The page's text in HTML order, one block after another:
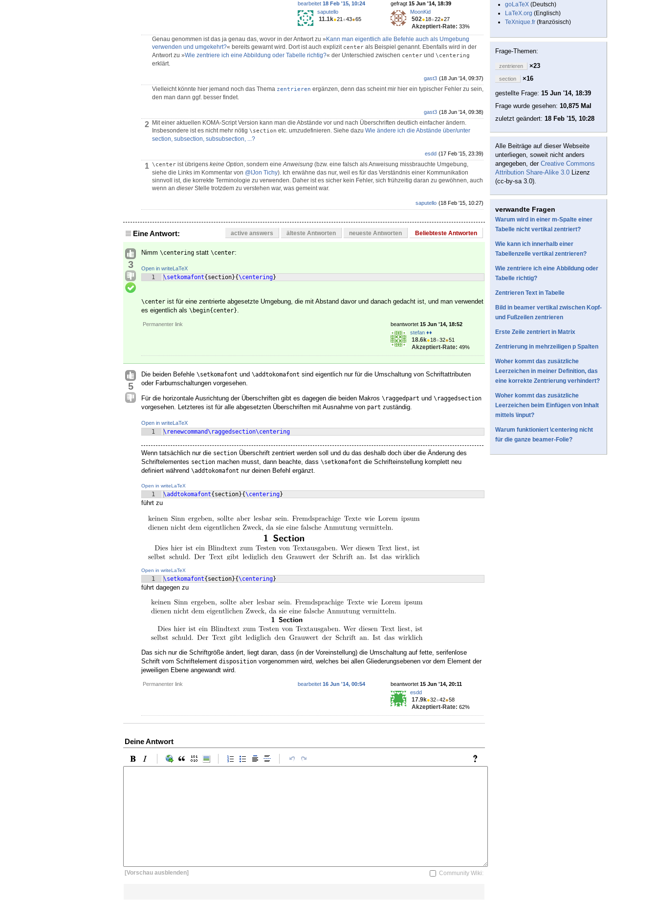
gefragt 15 Jun '14, 18:39
MoonKid
502●18●22●27
Akzeptiert-Rate: 33%
bearbeitet 18 Feb '15, 10:24
saputello
11.1k●21 ●43●65
Genau genommen ist das ja genau das, wovor in der Antwort zu » Kann man eigentlich alle Befehle auch als Umgebung
verwenden und umgekehrt?« bereits gewarnt wird. Dort ist auch explizit center als Beispiel genannt. Ebenfalls wird in der
Antwort zu »Wie zentriere ich eine Abbildung oder Tabelle richtig?« der Unterschied zwischen center und \centering
erklärt.
(18 Jun '14, 09:37)
gast3
Vielleicht könnte hier jemand noch das Thema zentrieren ergänzen, denn das scheint mir hier ein typischer Fehler zu sein,
den man dann ggf. besser findet.
(18 Jun '14, 09:38)
gast3
2
Mit einer aktuellen KOMA-Script Version kann man die Abstände vor und nach Überschriften deutlich einfacher ändern.
Insbesondere ist es nicht mehr nötig \section etc. umzudefinieren. Siehe dazu Wie ändere ich die Abstände über/unter
section, subsection, subsubsection, ...?
(17 Feb '15, 23:39)
esdd
1 \center ist übrigens keine Option, sondern eineAnweisung (bzw. eine falsch als Anweisung missbrauchte Umgebung,
siehe die Links im Kommentar von @IJon Tichy). Ich erwähne das nur, weil es für das Verständnis einer Kommunikation
sinnvoll ist, die korrekte Terminologie zu verwenden. Daher ist es sicher kein Fehler, sich frühzeitig daran zu gewöhnen, auch
wenn an dieserStelle trotzdem zu verstehen war, was gemeint war.
(18 Feb '15, 10:27)
saputello
Eine Antwort: active answers älteste Antworten neueste Antworten Beliebteste Antworten
3
Nimm \centering statt \center:
Open in writeLaTeX
1 \setkomafont{ section}{\centering}
\center ist für eine zentrierte abgesetzte Umgebung, die mit Abstand davor und danach gedacht ist, und man verwendet
es eigentlich als \begin{center}.
Permanenter link beantwortet 15 Jun '14, 18:52
stefan ♦♦
18.6k●18●32●51
Akzeptiert-Rate: 49%
5
Die beiden Befehle \setkomafont und \addtokomafont sind eigentlich nur für die Umschaltung von Schriftattributen
oder Farbumschaltungen vorgesehen.
Für die horizontale Ausrichtung der Überschriften gibt es dagegen die beiden Makros \raggedpart und \raggedsection
vorgesehen. Letzteres ist für alle abgesetzten Überschriften mit Ausnahme von part zuständig.
Open in writeLaTeX
1 \renewcommand\raggedsection\centering
Wenn tatsächlich nur die section Überschrift zentriert werden soll und du das deshalb doch über die Änderung des
Schriftelementes section machen musst, dann beachte, dass \setkomafont die Schrifteinstellung komplett neu
definiert während \addtokomafont nur deinen Befehl ergänzt.
Open in writeLaTeX
1 \addtokomafont{ section}{\centering}
führt zu
Open in writeLaTeX
1 \setkomafont{ section}{\centering}
führt dagegen zu
Das sich nur die Schriftgröße ändert, liegt daran, dass (in der Voreinstellung) die Umschaltung auf fette, serifenlose
Schrift vom Schriftelement disposition vorgenommen wird, welches bei allen Gliederungsebenen vor dem Element der
jeweiligen Ebene angewandt wird.
Permanenter link beantwortet 15 Jun '14, 20:11
esdd
17.9k●32●42●58
Akzeptiert-Rate: 62%
bearbeitet 16 Jun '14, 00:54
Deine Antwort
[Vorschau ausblenden] Community Wiki:
goLaTeX (Deutsch)
LaTeX.org (Englisch)
TeXnique.fr (französisch)
Frage-Themen:
zentrieren ×23
section
×16
gestellte Frage: 15 Jun '14, 18:39
Frage wurde gesehen: 10,875 Mal
zuletzt geändert: 18 Feb '15, 10:28
Alle Beiträge auf dieser Webseite
unterliegen, soweit nicht anders
angegeben, der Creative Commons
Attribution Share-Alike 3.0 Lizenz
(cc-by-sa 3.0).
verwandte Fragen
Warum wird in einer m-Spalte einer
Tabelle nicht vertikal zentriert?
Wie kann ich innerhalb einer
Tabellenzelle vertikal zentrieren?
Wie zentriere ich eine Abbildung oder
Tabelle richtig?
Zentrieren Text in Tabelle
Bild in beamer vertikal zwischen Kopf-
und Fußzeilen zentrieren
Erste Zeile zentriert in Matrix
Zentrierung in mehrzeiligen p Spalten
Woher kommt das zusätzliche
Leerzeichen in meiner Definition, das
eine korrekte Zentrierung verhindert?
Woher kommt das zusätzliche
Leerzeichen beim Einfügen von Inhalt
mittels \input?
Warum funktioniert \centering nicht
für die ganze beamer-Folie?